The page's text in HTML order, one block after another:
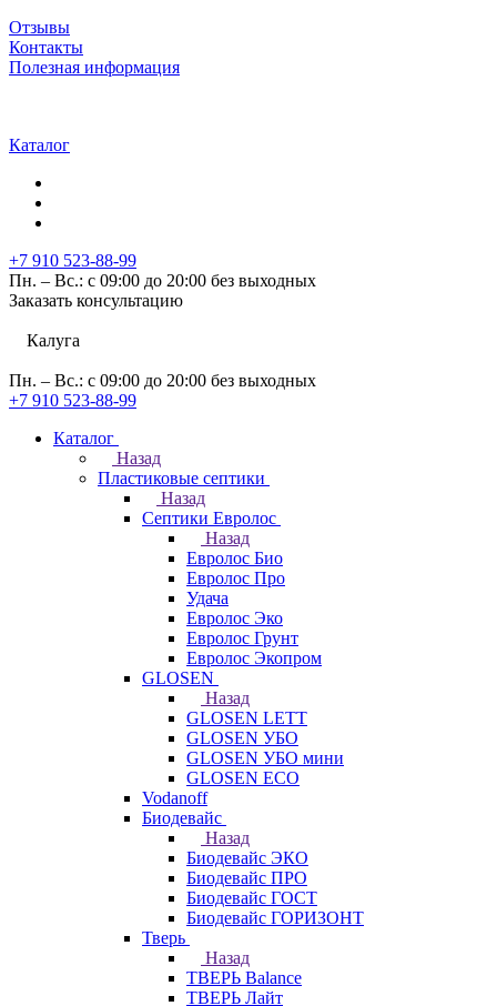
Отзывы
Контакты
Полезная информация
Каталог
+7 910 523-88-99
Пн. – Вс.: с 09:00 до 20:00 без выходных
Заказать консультацию
Калуга
Пн. – Вс.: с 09:00 до 20:00 без выходных
+7 910 523-88-99
Каталог
Назад
Пластиковые септики
Назад
Септики Евролос
Назад
Евролос Био
Евролос Про
Удача
Евролос Эко
Евролос Грунт
Евролос Экопром
GLOSEN
Назад
GLOSEN LETT
GLOSEN УБО
GLOSEN УБО мини
GLOSEN ECO
Vodanoff
Биодевайс
Назад
Биодевайс ЭКО
Биодевайс ПРО
Биодевайс ГОСТ
Биодевайс ГОРИЗОНТ
Тверь
Назад
ТВЕРЬ Balance
ТВЕРЬ Лайт